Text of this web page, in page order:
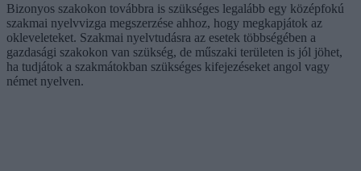
Bizonyos szakokon továbbra is szükséges legalább egy középfokú
szakmai nyelvvizga megszerzése ahhoz, hogy megkapjátok az
okleveleteket. Szakmai nyelvtudásra az esetek többségében a
gazdasági szakokon van szükség, de műszaki területen is jól jöhet,
ha tudjátok a szakmátokban szükséges kifejezéseket angol vagy
német nyelven.